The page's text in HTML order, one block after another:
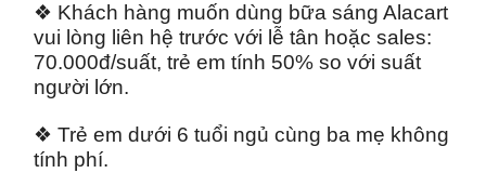
❖ Khách hàng muốn dùng bữa sáng Alacart
vui lòng liên hệ trước với lễ tân hoặc sales:
70.000đ/suất, trẻ em tính 50% so với suất
người lớn.
❖ Trẻ em dưới 6 tuổi ngủ cùng ba mẹ không
tính phí.